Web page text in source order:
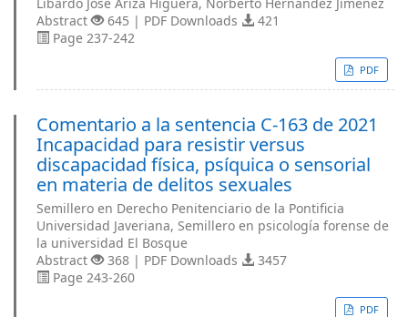
Abstract
645 | PDF Downloads
421
Page 237-242
PDF
Comentario a la sentencia C-163 de 2021
Incapacidad para resistir versus
discapacidad física, psíquica o sensorial
en materia de delitos sexuales
Semillero en Derecho Penitenciario de la Pontificia
Universidad Javeriana, Semillero en psicología forense de
la universidad El Bosque
Abstract
368 | PDF Downloads
3457
Page 243-260
PDF